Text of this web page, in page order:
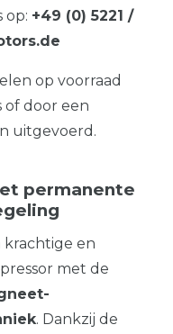
op: +49 (0) 5221 /
op voorraad
of door een
uitgevoerd.
permanente
krachtige en
met de
. Dankzij de